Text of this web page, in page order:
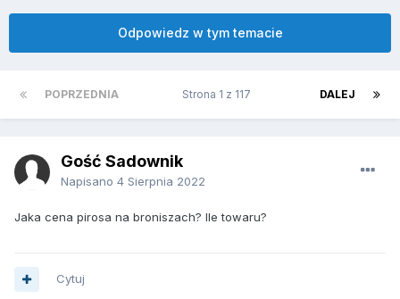
Odpowiedz w tym temacie
POPRZEDNIA DALEJ
Strona 1 z 117
Gość Sadownik
Napisano 4 Sierpnia 2022
Jaka cena pirosa na broniszach? Ile towaru?
Cytuj